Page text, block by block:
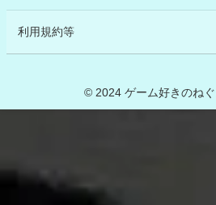
利用規約等
© 2024 ゲーム好きのねぐ